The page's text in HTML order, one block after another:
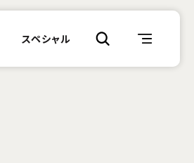
スペシャル